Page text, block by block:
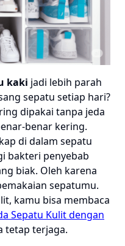
kaki jadi lebih parah
sepatu setiap hari?
dipakai tanpa jeda
benar kering.
di dalam sepatu
bakteri penyebab
biak. Oleh karena
sepatumu.
kamu bisa membaca
Sepatu Kulit dengan
tetap terjaga.